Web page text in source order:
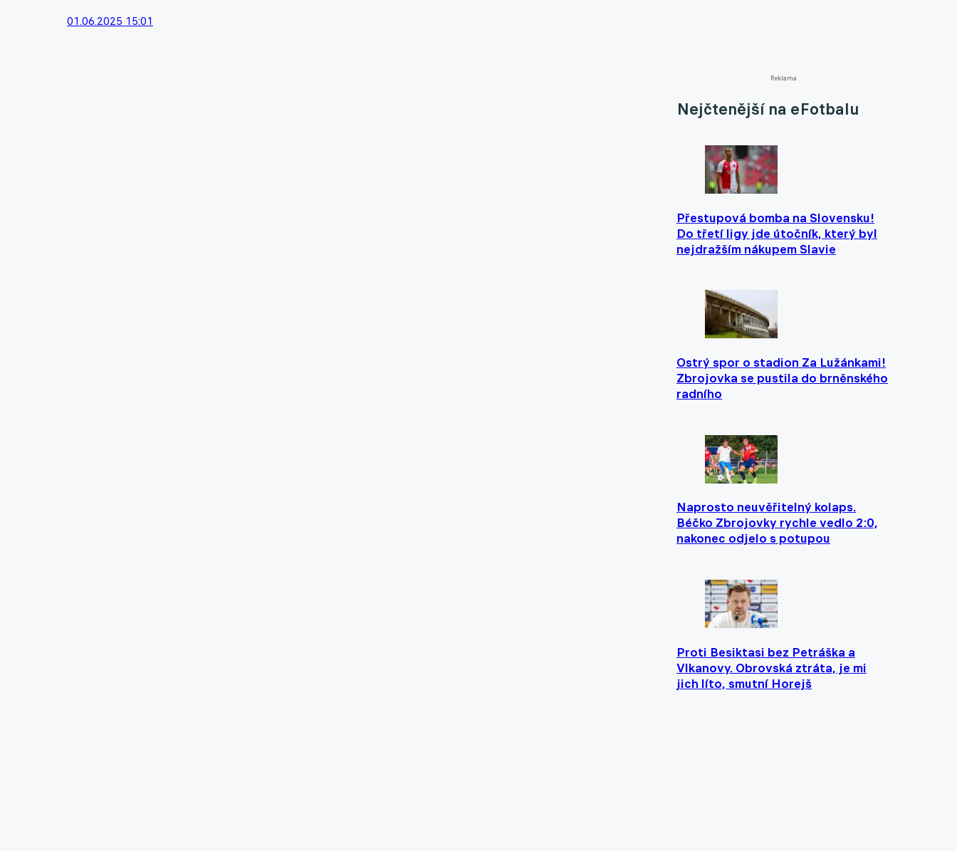
01.06.2025 15:01
Reklama
Nejčtenější na eFotbalu
Přestupová bomba na Slovensku!
Do třetí ligy jde útočník, který byl
nejdražším nákupem Slavie
Ostrý spor o stadion Za Lužánkami!
Zbrojovka se pustila do brněnského
radního
Naprosto neuvěřitelný kolaps.
Béčko Zbrojovky rychle vedlo 2:0,
nakonec odjelo s potupou
Proti Besiktasi bez Petráška a
Vlkanovy. Obrovská ztráta, je mi
jich líto, smutní Horejš